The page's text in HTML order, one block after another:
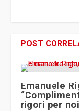
POST
Emanuele
rigori per